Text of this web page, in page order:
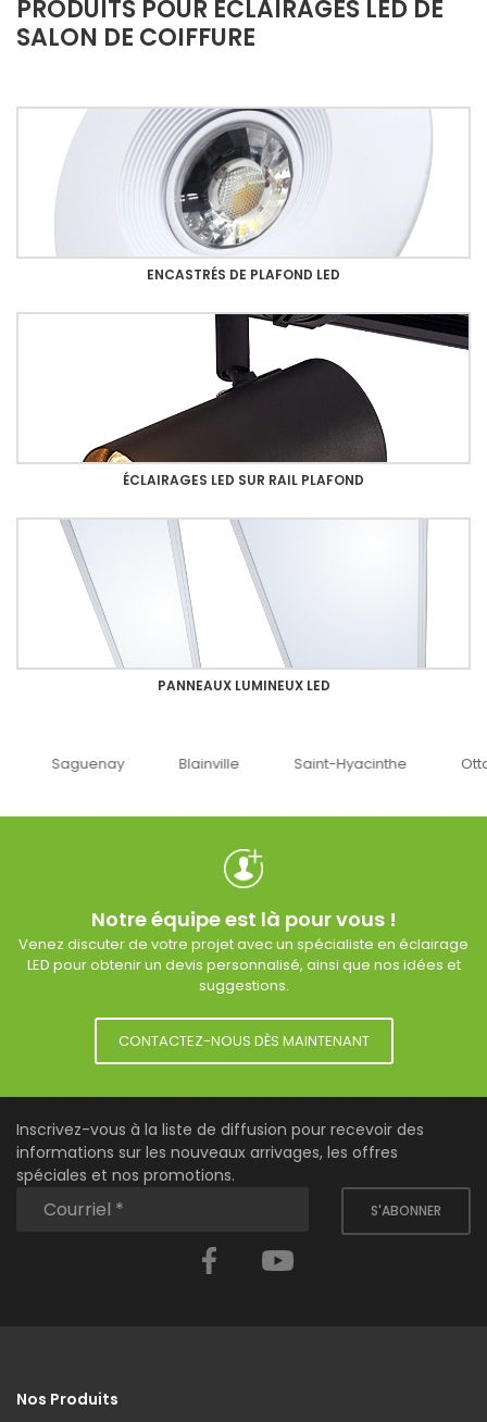
PRODUITS POUR ÉCLAIRAGES LED DE
SALON DE COIFFURE
ENCASTRÉS DE PLAFOND LED
ÉCLAIRAGES LED SUR RAIL PLAFOND
PANNEAUX LUMINEUX LED
Blainville Saint-Hyacinthe Ottawa
Notre équipe est là pour vous !
Venez discuter de votre projet avec un spécialiste en éclairage
LED pour obtenir un devis personnalisé, ainsi que nos idées et
suggestions.
CONTACTEZ-NOUS DÈS MAINTENANT
Inscrivez-vous à la liste de diffusion pour recevoir des
informations sur les nouveaux arrivages, les offres
spéciales et nos promotions.
S'ABONNER
Facebook
Nos Produits